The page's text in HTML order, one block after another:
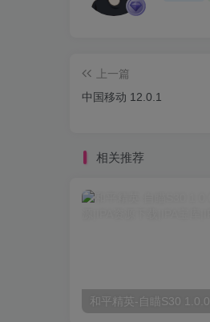
上一篇
中国移动 12.0.1
相关推荐
和平精英-自瞄S30 1.0.0